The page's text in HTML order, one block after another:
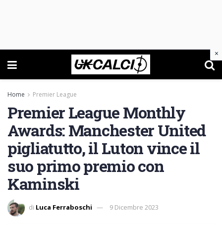
Home Premier League
Premier League Monthly
Awards: Manchester United
pigliatutto, il Luton vince il
suo primo premio con
Kaminski
di Luca Ferraboschi 9 Dicembre 2023
×